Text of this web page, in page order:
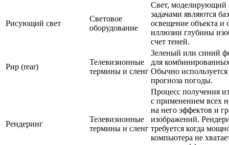
Рисующий свет
Световое
оборудование
Свет, моделирующий
задачами являются
освещение объекта и
иллюзии глубины
счет теней.
Рир (rear)
Телевизионные
термины и сленг
Зеленый или синий
для
Обычно
прогноза погоды.
Рендеринг
Телевизионные
термины и сленг
Процесс получения
с применением всех
на него эффектов и
изображений.
требуется когда
компьютера не